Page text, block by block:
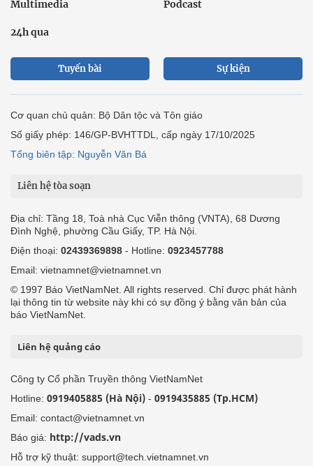
Multimedia Podcast
24h qua
Tuyến bài Sự kiện
Cơ quan chủ quản: Bộ Dân tộc và Tôn giáo
Số giấy phép: 146/GP-BVHTTDL, cấp ngày 17/10/2025
Tổng biên tập: Nguyễn Văn Bá
Liên hệ tòa soạn
Địa chỉ: Tầng 18, Toà nhà Cục Viễn thông (VNTA), 68 Dương
Đình Nghệ, phường Cầu Giấy, TP. Hà Nội.
Điện thoại: 02439369898 - Hotline: 0923457788
Email: vietnamnet@vietnamnet.vn
© 1997 Báo VietNamNet. All rights reserved. Chỉ được phát hành
lại thông tin từ website này khi có sự đồng ý bằng văn bản của
báo VietNamNet.
Liên hệ quảng cáo
Công ty Cổ phần Truyền thông VietNamNet
Hotline: 0919405885 (Hà Nội) - 0919435885 (Tp.HCM)
Email: contact@vietnamnet.vn
Báo giá: http://vads.vn
Hỗ trợ kỹ thuật: support@tech.vietnamnet.vn